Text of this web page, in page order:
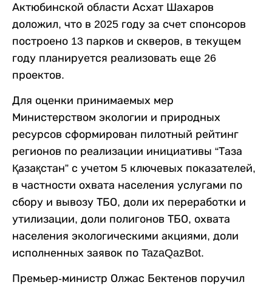
Актюбинской области Асхат Шахаров
доложил, что в 2025 году за счет спонсоров
построено 13 парков и скверов, в текущем
году планируется реализовать еще 26
проектов.
Для оценки принимаемых мер
Министерством экологии и природных
ресурсов сформирован пилотный рейтинг
регионов по реализации инициативы “Таза
Қазақстан” с учетом 5 ключевых показателей,
в частности охвата населения услугами по
сбору и вывозу ТБО, доли их переработки и
утилизации, доли полигонов ТБО, охвата
населения экологическими акциями, доли
исполненных заявок по TazaQazBot.
Премьер-министр Олжас Бектенов поручил